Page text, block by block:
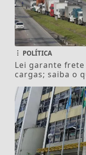
POLÍTICA
Lei garante
cargas; saiba o